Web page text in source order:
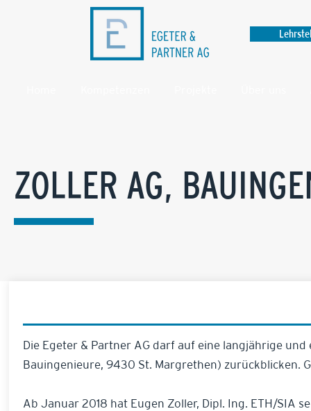
ZOLLER AG,
Die Egeter & Partner AG darf auf eine langjährige
Bauingenieure, 9430 St. Margrethen) zurückblicken.
Ab Januar 2018 hat Eugen Zoller, Dipl. Ing. ETH/SIA